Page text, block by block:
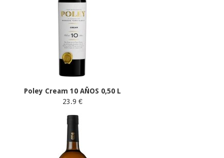
Poley Cream 10 AÑOS 0,50 L
23.9 €